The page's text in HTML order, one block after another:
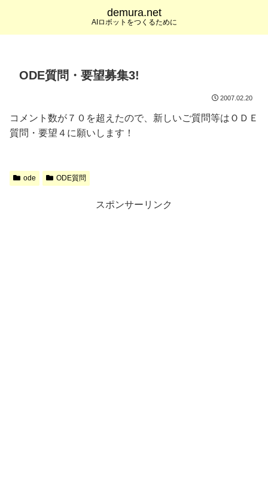
demura.net
AIロボットをつくるために
ODE質問・要望募集3!
2007.02.20
コメント数が７０を超えたので、新しいご質問等はＯＤＥ
質問・要望４に願いします！
ode ODE質問
スポンサーリンク